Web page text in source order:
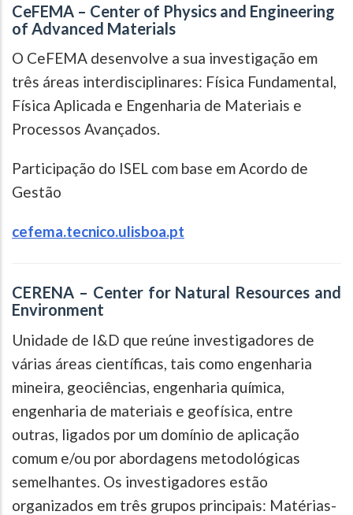
CeFEMA – Center of Physics and Engineering
of Advanced Materials
O CeFEMA desenvolve a sua investigação em
três áreas interdisciplinares: Física Fundamental,
Física Aplicada e Engenharia de Materiais e
Processos Avançados.
Participação do ISEL com base em Acordo de
Gestão
cefema.tecnico.ulisboa.pt
CERENA – Center for Natural Resources and
Environment
Unidade de I&D que reúne investigadores de
várias áreas científicas, tais como engenharia
mineira, geociências, engenharia química,
engenharia de materiais e geofísica, entre
outras, ligados por um domínio de aplicação
comum e/ou por abordagens metodológicas
semelhantes. Os investigadores estão
organizados em três grupos principais: Matérias-